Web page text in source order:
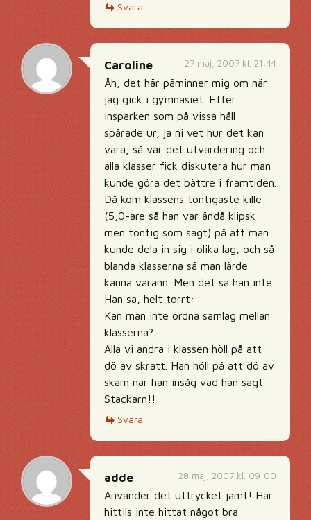
Svara
27 maj, 2007 kl. 21:44
Caroline
Åh, det här påminner mig om när
jag gick i gymnasiet. Efter
insparken som på vissa håll
spårade ur, ja ni vet hur det kan
vara, så var det utvärdering och
alla klasser fick diskutera hur man
kunde göra det bättre i framtiden.
Då kom klassens töntigaste kille
(5,0-are så han var ändå klipsk
men töntig som sagt) på att man
kunde dela in sig i olika lag, och så
blanda klasserna så man lärde
känna varann. Men det sa han inte.
Han sa, helt torrt:
Kan man inte ordna samlag mellan
klasserna?
Alla vi andra i klassen höll på att
dö av skratt. Han höll på att dö av
skam när han insåg vad han sagt.
Stackarn!!
Svara
28 maj, 2007 kl. 09:00
adde
Använder det uttrycket jämt! Har
hittils inte hittat något bra